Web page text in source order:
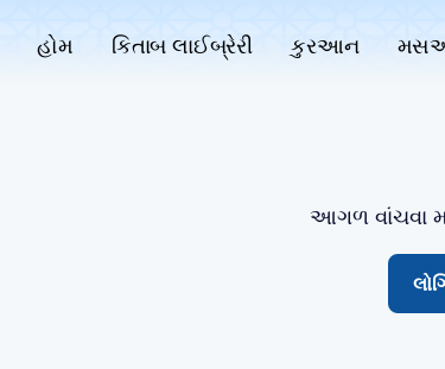
હોમ કિતાબ લાઈબ્રેરી કુરઆન
આગળ વાંચવા